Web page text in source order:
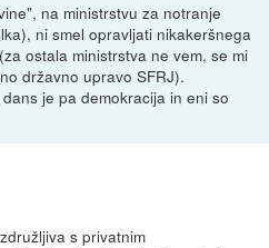
na ministrstvu za notranje
ni smel opravljati nikakeršnega
ostala ministrstva ne vem, se mi
državno upravo SFRJ).
je pa demokracija in eni so
s privatnim